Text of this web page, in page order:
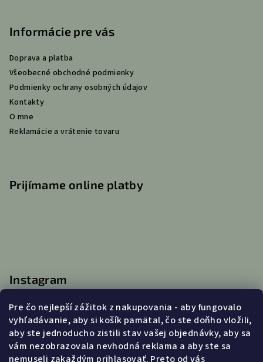
Pre čo nejlepší zážitok z nakupovania - aby fungovalo
vyhľadávanie, aby si košík pamätal, čo ste doňho vložili,
aby ste jednoducho zistili stav vašej objednávky, aby sa
vám nezobrazovala nevhodná reklama a aby ste sa
nemuseli zakaždým prihlasovať. Preto od vás
Informácie pre vás
Doprava a platba
Všeobecné obchodné podmienky
Podmienky ochrany osobných údajov
Kontakty
O mne
Reklamácie a vrátenie tovaru
Prijímame online platby
Instagram
Kontakt